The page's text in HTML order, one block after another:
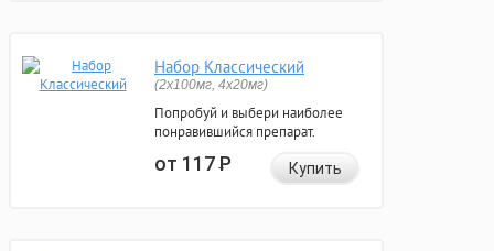
Набор Классический
(2x100мг, 4x20мг)
Попробуй и выбери наиболее
понравившийся препарат.
от 117Р Купить